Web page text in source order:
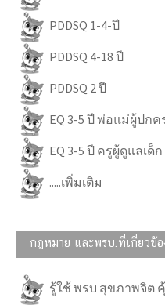
PDDSQ 1-4-ปี
PDDSQ 4-18 ปี
PDDSQ 2 ปี
EQ 3-5 ปี พ่อแม่ผู้ปกค
EQ 3-5 ปี ครูผู้ดูแลเด็ก
.....เพิ่มเติม
กฎหมาย และพรบ.ที่เกี่ยวข้
รู้ใช้ พรบ สุขภาพจิต